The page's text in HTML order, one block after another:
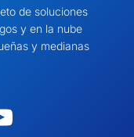
de soluciones
y en la nube
y medianas